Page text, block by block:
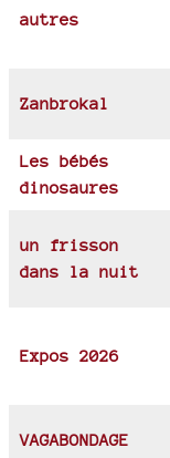
autres
Zanbrokal
Les bébés
dinosaures
un frisson
dans la nuit
Expos 2026
VAGABONDAGE